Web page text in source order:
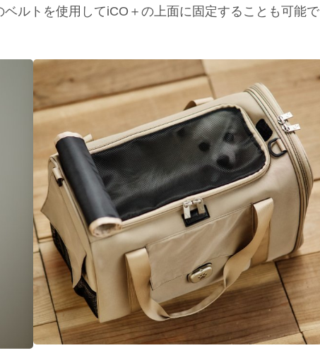
ルトを使用してiCO＋の上面に固定することも可能で